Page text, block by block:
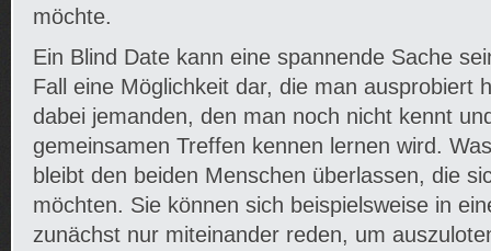
möchte.
Ein Blind Date kann eine spannende Sache
Fall eine Möglichkeit dar, die man ausprobiert
dabei jemanden, den man noch nicht kennt
gemeinsamen Treffen kennen lernen wird.
bleibt den beiden Menschen überlassen, die
möchten. Sie können sich beispielsweise in
zunächst nur miteinander reden, um